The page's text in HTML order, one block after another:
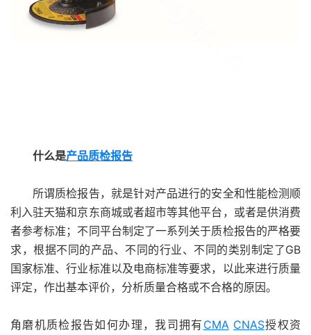
什么是产品质检报告
所谓质检报告，就是针对产品进行的安全和性能检测顺
利入驻天猫和京东商城或者超市等其他平台，或者是供消费
者参考标准；不同平台制定了一系列关于质检报告的严格要
求，根据不同的产品、不同的行业、不同的类别制定了GB
国家标准、行业标准以及电商标准等要求，以此来进行质量
评定，作出基本评价，分析质量合格或不合格的原因。
角磨机质检报告如何办理，我司拥有 CMA CNAS授权资